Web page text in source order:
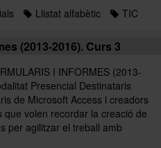
Llistat alfabètic TIC
(2013-2016). Curs 3
I INFORMES (2013-
Presencial Destinataris
de Microsoft Access i creadors
que volen recordar la creació de
per agilitzar el treball amb